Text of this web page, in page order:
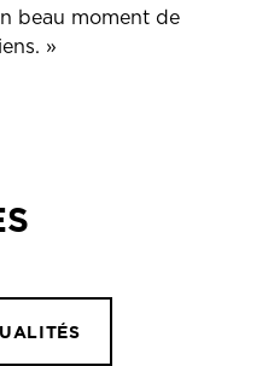
beau moment de
»